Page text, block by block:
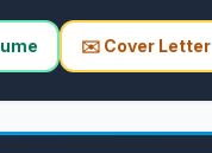
✉️ Cover Letter